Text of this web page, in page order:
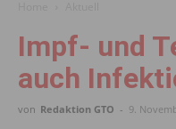
Impf- und
auch
von Redaktion GTO - 9.